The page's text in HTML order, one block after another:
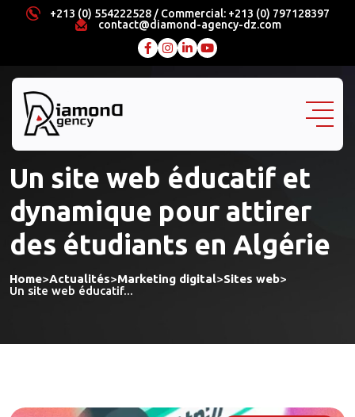
+213 (0) 554222528 / Commercial: +213 (0) 797128397
contact@diamond-agency-dz.com
Un site web éducatif et
dynamique pour attirer
des étudiants en Algérie
Home>Actualités>Marketing digital>Sites web>
Un site web éducatif...